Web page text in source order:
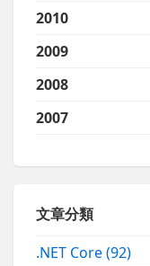
2010
2009
2008
2007
文章分類
.NET Core(92)